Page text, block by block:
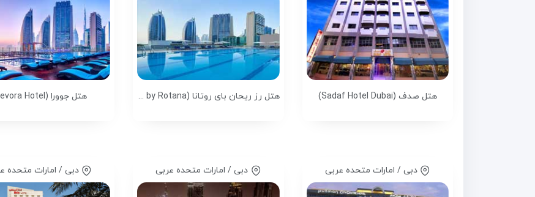
هتل صدف (Sadaf Hotel Dubai) هتل رز ریحان بای روتانا (Rose Rayhaan by Rotana) هتل جوورا (Gevora Hotel)
دبی / امارات متحده عربی دبی / امارات متحده عربی دبی / امارات متحده